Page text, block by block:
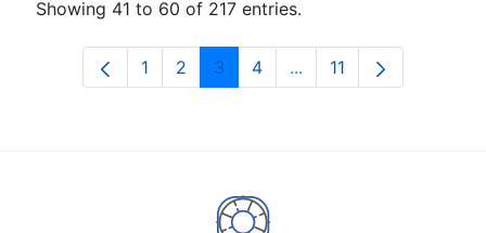
Showing 41 to 60 of 217 entries.
Page
1 Page
2 Page
3 Page
4 ...Intermediate Pages
Page
11